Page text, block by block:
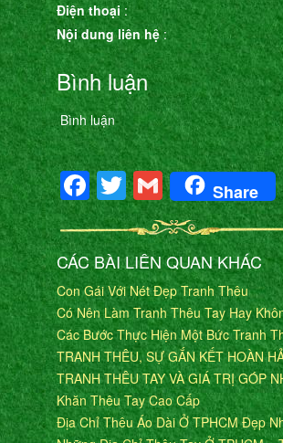
Điện thoại:
Nội dung liên hệ:
Bình luận
Bình luận
Facebook
Twitter
Gmail
Share
CÁC BÀI LIÊN QUAN KHÁC
Con Gái Với Nét Đẹp Tranh Thêu
Có Nên Làm Tranh Thêu Tay Hay
Các Bước Thực Hiện Một Bức Tranh
TRANH THÊU, SỰ GẮN KẾT HOÀN
TRANH THÊU TAY VÀ GIÁ TRỊ GÓP
Khăn Thêu Tay Cao Cấp
Địa Chỉ Thêu Áo Dài Ở TPHCM Đẹp